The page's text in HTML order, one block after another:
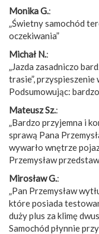
Monika G.:
„Świetny samochód
oczekiwania”
Michał N.:
„Jazda zasadniczo
trasie”,
Podsumowując:
Mateusz Sz.:
„Bardzo przyjemna i
sprawą Pana
wywarło wnętrze
Przemysław
Mirosław G.:
„Pan Przemysław
które posiada
duży plus za klimę
Samochód płynnie